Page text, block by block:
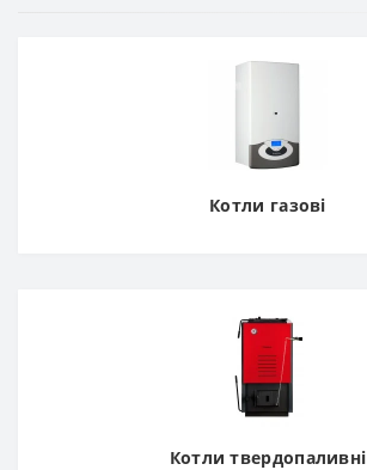
Котли газові
Котли твердопаливні